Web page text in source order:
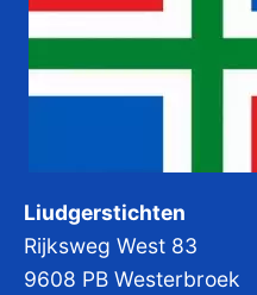
Liudgerstichten
Rijksweg West 83
9608 PB Westerbroek